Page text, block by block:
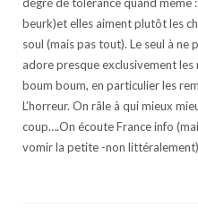
degré de tolérance quand même
beurk)et elles aiment plutôt les
soul (mais pas tout). Le seul à ne
adore presque exclusivement
boum boum, en particulier les
L’horreur. On râle à qui mieux
coup….On écoute France info
vomir la petite -non